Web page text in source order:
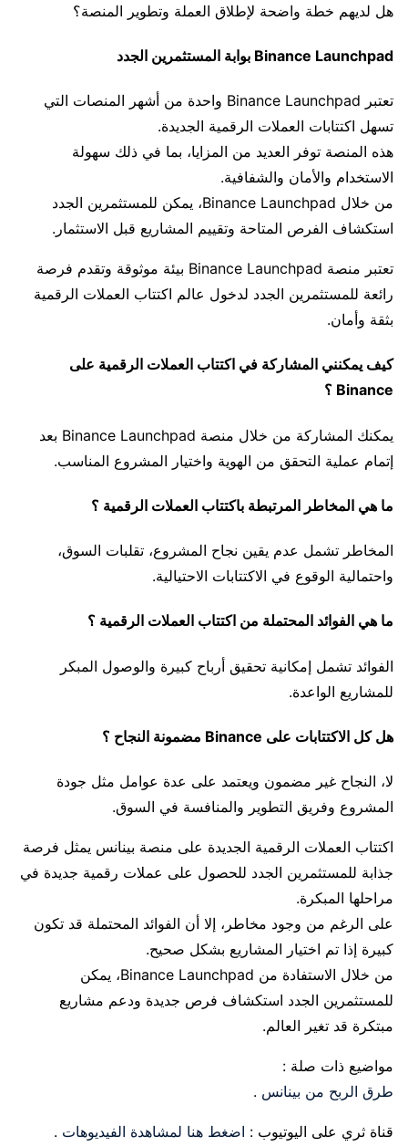
هل لديهم خطة واضحة لإطلاق العملة وتطوير المنصة؟
Binance Launchpad بوابة المستثمرين الجدد
تعتبر Binance Launchpad واحدة من أشهر المنصات التي
تسهل اكتتابات العملات الرقمية الجديدة.
هذه المنصة توفر العديد من المزايا، بما في ذلك سهولة
الاستخدام والأمان والشفافية.
من خلال Binance Launchpad، يمكن للمستثمرين الجدد
استكشاف الفرص المتاحة وتقييم المشاريع قبل الاستثمار.
تعتبر منصة Binance Launchpad بيئة موثوقة وتقدم فرصة
رائعة للمستثمرين الجدد لدخول عالم اكتتاب العملات الرقمية
بثقة وأمان.
كيف يمكنني المشاركة في اكتتاب العملات الرقمية على
Binance ؟
يمكنك المشاركة من خلال منصة Binance Launchpad بعد
إتمام عملية التحقق من الهوية واختيار المشروع المناسب.
ما هي المخاطر المرتبطة باكتتاب العملات الرقمية ؟
المخاطر تشمل عدم يقين نجاح المشروع، تقلبات السوق،
واحتمالية الوقوع في الاكتتابات الاحتيالية.
ما هي الفوائد المحتملة من اكتتاب العملات الرقمية ؟
الفوائد تشمل إمكانية تحقيق أرباح كبيرة والوصول المبكر
للمشاريع الواعدة.
هل كل الاكتتابات على Binance مضمونة النجاح ؟
لا، النجاح غير مضمون ويعتمد على عدة عوامل مثل جودة
المشروع وفريق التطوير والمنافسة في السوق.
اكتتاب العملات الرقمية الجديدة على منصة بينانس يمثل فرصة
جذابة للمستثمرين الجدد للحصول على عملات رقمية جديدة في
مراحلها المبكرة.
على الرغم من وجود مخاطر، إلا أن الفوائد المحتملة قد تكون
كبيرة إذا تم اختيار المشاريع بشكل صحيح.
من خلال الاستفادة من Binance Launchpad، يمكن
للمستثمرين الجدد استكشاف فرص جديدة ودعم مشاريع
مبتكرة قد تغير العالم.
مواضيع ذات صلة :
طرق الربح من بينانس .
قناة ثري على اليوتيوب : اضغط هنا لمشاهدة الفيديوهات .